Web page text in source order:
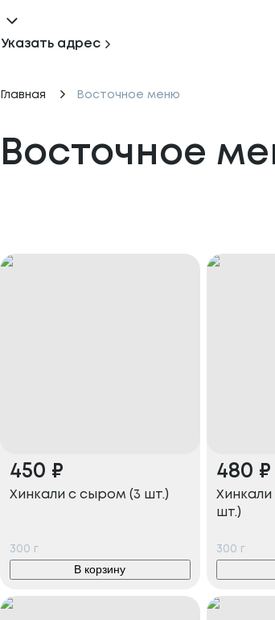
Указать адрес
Главная Восточное меню
Восточное
450 ₽
Хинкали с сыром (3 шт.)
300 г
В корзину
480 ₽
шт.)
300 г